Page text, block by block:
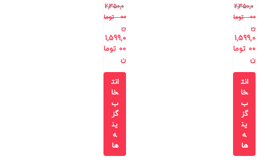
2,350,0
00
توما
ن
1,599,0
00 توما
ن
انت
خا
ب
گز
ین
ه
ها
2,350,0
00
توما
ن
1,599,0
00 توما
ن
انت
خا
ب
گز
ین
ه
ها